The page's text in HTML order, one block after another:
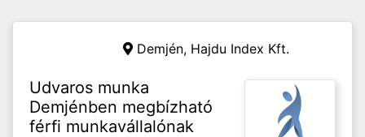
Demjén, Hajdu Index Kft.
Udvaros munka
Demjénben megbízható
férfi munkavállalónak